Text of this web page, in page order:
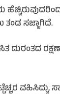
ಸಜ್ಜಾಗಿದೆ.
ದುರಂತದ